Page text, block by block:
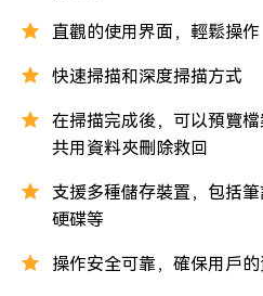
直觀的使用界面，輕鬆操作
快速掃描和深度掃描方式
在掃描完成後，可以預覽
共用資料夾刪除救回
支援多種儲存裝置，包括
硬碟等
操作安全可靠，確保用戶